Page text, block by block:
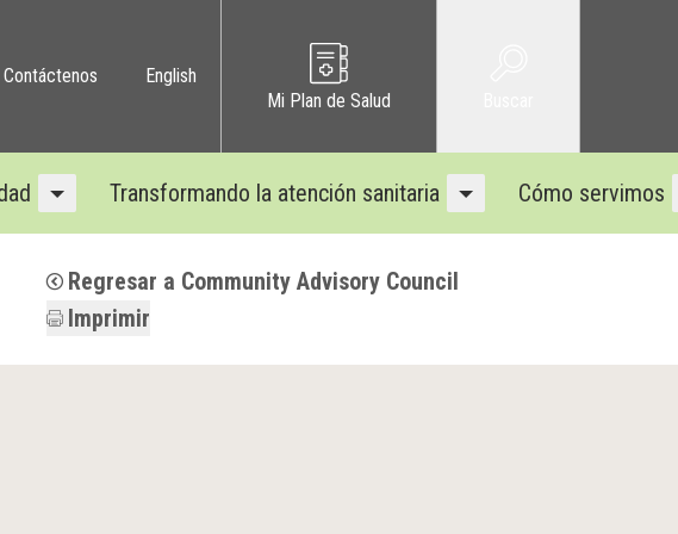
Contáctenos
English
Mi Plan de Salud
Menú desplegable
Transformando la atención sanitaria
Menú desplegable
Cómo servimos
Regresar a Community Advisory Council
Imprimir